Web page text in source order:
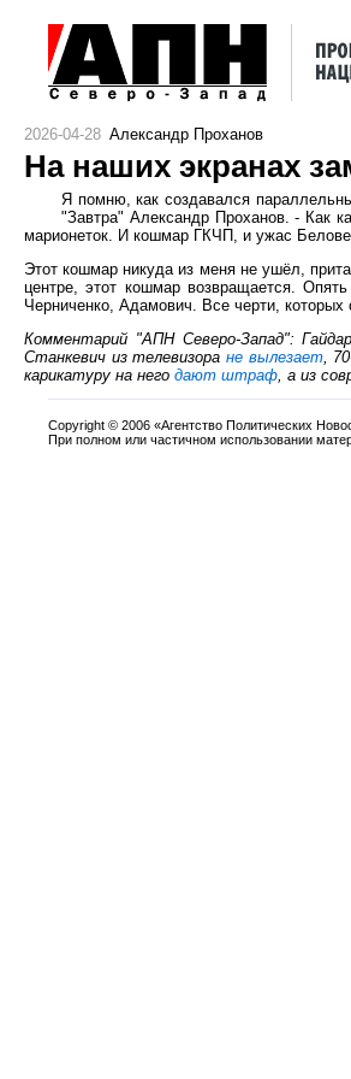
2026-04-28 Александр Проханов
На наших экранах
Я помню, как создавался
"Завтра" Александр Проханов. - Как
марионеток. И кошмар ГКЧП, и ужас
Этот кошмар никуда из меня не ушёл,
центре, этот кошмар возвращается.
Черниченко, Адамович. Все черти, которых
Комментарий "АПН Северо-Запад":
Станкевич из телевизора не вылезает,
карикатуру на него дают штраф , а из
Copyright © 2006 «Агентство Политических
При полном или частичном использовании